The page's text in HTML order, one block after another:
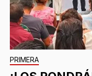
PRIMERA